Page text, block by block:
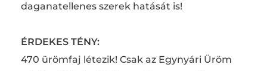
daganatellenes szerek hatását is!
ÉRDEKES TÉNY:
470 ürömfaj létezik! Csak az Egynyári Üröm